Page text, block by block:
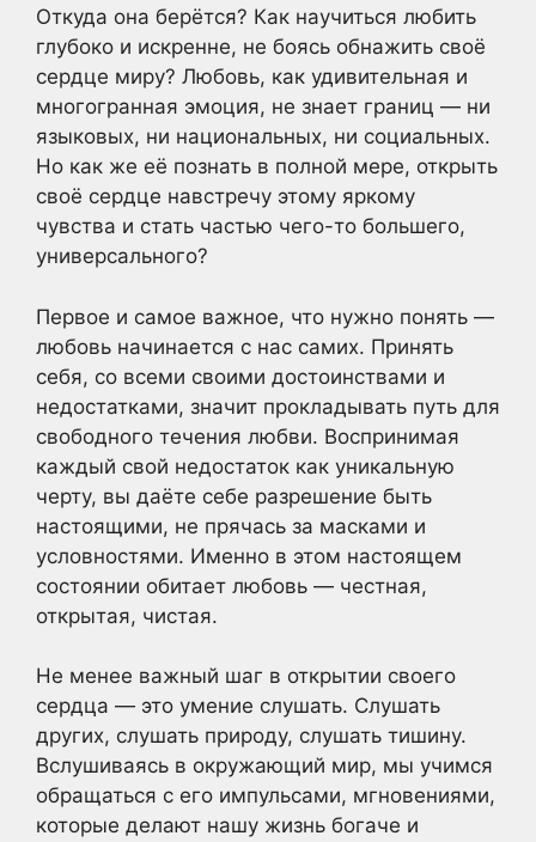
Откуда она берётся? Как научиться любить
глубоко и искренне, не боясь обнажить своё
сердце миру? Любовь, как удивительная и
многогранная эмоция, не знает границ — ни
языковых, ни национальных, ни социальных.
Но как же её познать в полной мере, открыть
своё сердце навстречу этому яркому
чувства и стать частью чего-то большего,
универсального?
Первое и самое важное, что нужно понять —
любовь начинается с нас самих. Принять
себя, со всеми своими достоинствами и
недостатками, значит прокладывать путь для
свободного течения любви. Воспринимая
каждый свой недостаток как уникальную
черту, вы даёте себе разрешение быть
настоящими, не прячась за масками и
условностями. Именно в этом настоящем
состоянии обитает любовь — честная,
открытая, чистая.
Не менее важный шаг в открытии своего
сердца — это умение слушать. Слушать
других, слушать природу, слушать тишину.
Вслушиваясь в окружающий мир, мы учимся
обращаться с его импульсами, мгновениями,
которые делают нашу жизнь богаче и